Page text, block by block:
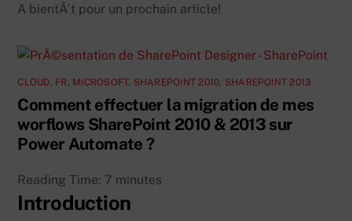
A bientÃ´t pour un prochain article!
CLOUD, FR , MICROSOFT, SHAREPOINT 2010, SHAREPOINT 2013
Comment effectuer la migration de mes
worflows SharePoint 2010 & 2013 sur
Power Automate ?
Reading Time: 7 minutes
Introduction